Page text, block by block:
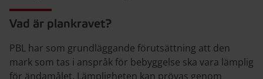
Vad är plankravet?
PBL har som grundläggande förutsättning att den
mark som tas i anspråk för bebyggelse ska vara lämplig
för ändamålet. Lämpligheten kan prövas genom